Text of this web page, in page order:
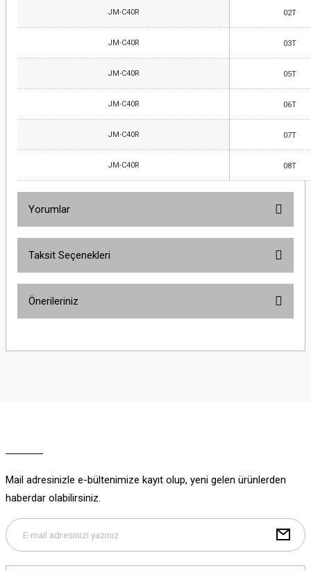
JM-C40R 02T
JM-C40R 03T
JM-C40R 05T
JM-C40R 06T
JM-C40R 07T
JM-C40R 08T
Yorumlar
Taksit Seçenekleri
Önerileriniz
yetersiz gördüğünüz noktaları öneri formunu kullanarak tarafımıza
Bu ürüne benzer farklı alternatifler olmalı.
Mail adresinizle e-bültenimize kayıt olup, yeni gelen ürünlerden
haberdar olabilirsiniz.